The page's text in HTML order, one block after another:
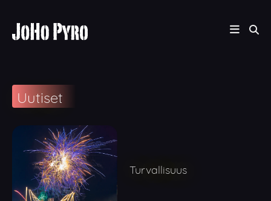
Uutiset
Turvallisuus